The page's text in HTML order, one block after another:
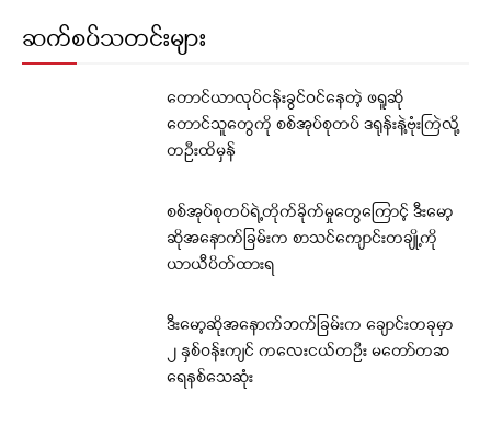
ဆက်စပ်သတင်းများ
တောင်ယာလုပ်ငန်းခွင်ဝင်နေတဲ့ ဖရူဆို
တောင်သူတွေကို စစ်အုပ်စုတပ် ဒရုန်းနဲ့ဗုံးကြဲလို့
တဦးထိမှန်
စစ်အုပ်စုတပ်ရဲ့တိုက်ခိုက်မှုတွေကြောင့် ဒီးမော့
ဆိုအနောက်ခြမ်းက စာသင်ကျောင်းတချို့ကို
ယာယီပိတ်ထားရ
ဒီးမော့ဆိုအနောက်ဘက်ခြမ်းက ချောင်းတခုမှာ
၂ နှစ်ဝန်းကျင် ကလေးငယ်တဦး မတော်တဆ
ရေနစ်သေဆုံး